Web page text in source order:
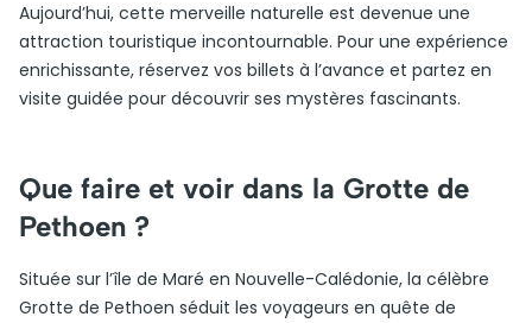
Aujourd’hui, cette merveille naturelle est devenue une
attraction touristique incontournable. Pour une expérience
enrichissante, réservez vos billets à l’avance et partez en
visite guidée pour découvrir ses mystères fascinants.
Que faire et voir dans la Grotte de
Pethoen ?
Située sur l’île de Maré en Nouvelle-Calédonie, la célèbre
Grotte de Pethoen séduit les voyageurs en quête de